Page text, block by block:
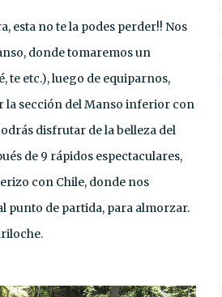
esta no te la podes perder!! Nos
donde tomaremos un
te etc.), luego de equiparnos,
la sección del Manso inferior con
disfrutar de la belleza del
de 9 rápidos espectaculares,
con Chile, donde nos
punto de partida, para almorzar.